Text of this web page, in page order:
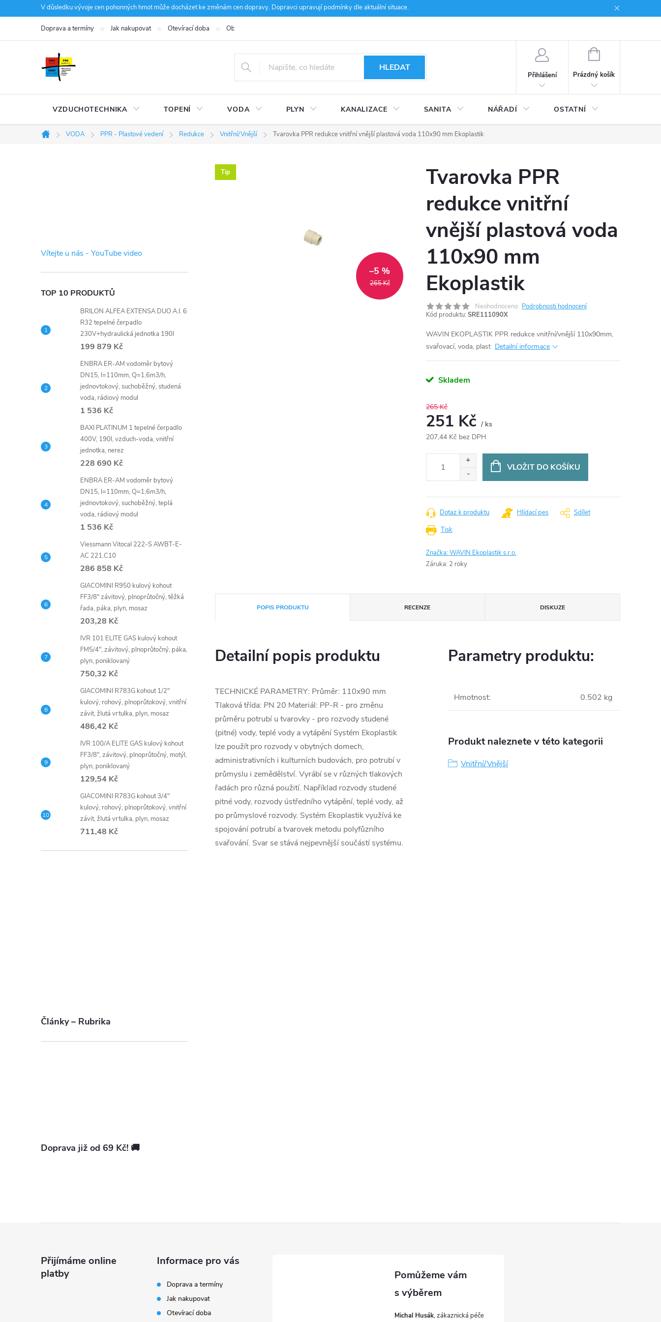
na
V důsledku vývoje cen pohonných hmot může docházet ke změnám cen dopravy. Dopravci upravují podmínky dle aktuální situace.
Doprava a termíny Jak nakupovat Otevírací doba Obchodní podmínky
HLEDAT
Přihlášení
NÁKUPNÍ
Prázdný košík
VZDUCHOTECHNIKA TOPENÍ VODA PLYN KANALIZACE SANITA NÁŘADÍ OSTATNÍ
Domů
VODA PPR - Plastové vedení Redukce Vnitřní/Vnější Tvarovka PPR redukce vnitřní vnější plastová voda 110x90 mm Ekoplastik
t
r
a
n
p
n
l
Vítejte u nás - YouTube video
TOP 10 PRODUKTŮ
BRILON ALFEA EXTENSA DUO A.I. 6
R32 tepelné čerpadlo
230V+hydraulická jednotka 190l
199 879 Kč
ENBRA ER-AM vodoměr bytový
DN15, l=110mm, Q=1,6m3/h,
jednovtokový, suchoběžný, studená
voda, rádiový modul
1 536 Kč
BAXI PLATINUM 1 tepelné čerpadlo
400V, 190l, vzduch-voda, vnitřní
jednotka, nerez
228 690 Kč
ENBRA ER-AM vodoměr bytový
DN15, l=110mm, Q=1,6m3/h,
jednovtokový, suchoběžný, teplá
voda, rádiový modul
1 536 Kč
Viessmann Vitocal 222-S AWBT-E-
AC 221.C10
286 858 Kč
GIACOMINI R950 kulový kohout
FF3/8" závitový, plnoprůtočný, těžká
řada, páka, plyn, mosaz
203,28 Kč
IVR 101 ELITE GAS kulový kohout
FM5/4", závitový, plnoprůtočný, páka,
plyn, poniklovaný
750,32 Kč
GIACOMINI R783G kohout 1/2"
kulový, rohový, plnoprůtokový, vnitřní
závit, žlutá vrtulka, plyn, mosaz
486,42 Kč
IVR 100/A ELITE GAS kulový kohout
FF3/8", závitový, plnoprůtočný, motýl,
plyn, poniklovaný
129,54 Kč
GIACOMINI R783G kohout 3/4"
kulový, rohový, plnoprůtokový, vnitřní
závit, žlutá vrtulka, plyn, mosaz
711,48 Kč
Články – Rubrika
Doprava již od 69 Kč! 🚚
Tip
265 Kč
–5 %
Tvarovka PPR
redukce vnitřní
vnější plastová voda
110x90 mm
Ekoplastik
Neohodnoceno Podrobnosti hodnocení
Kód produktu: SRE111090X
WAVIN EKOPLASTIK PPR redukce vnitřní/vnější 110x90mm,
svařovací, voda, plast Detailní informace
Skladem
265 Kč
251 Kč / ks
207,44 Kč bez DPH
VLOŽIT DO KOŠÍKU
Tisk
Dotaz k produktu Hlídací pes Sdílet
Značka:WAVIN Ekoplastik s.r.o.
Záruka: 2 roky
POPIS PRODUKTU RECENZE DISKUZE
Detailní popis produktu
TECHNICKÉ PARAMETRY: Průměr: 110x90 mm
Tlaková třída: PN 20 Materiál: PP-R - pro změnu
průměru potrubí u tvarovky - pro rozvody studené
(pitné) vody, teplé vody a vytápění Systém Ekoplastik
lze použít pro rozvody v obytných domech,
administrativních i kulturních budovách, pro potrubí v
průmyslu i zemědělství. Vyrábí se v různých tlakových
řadách pro různá použití. Například rozvody studené
pitné vody, rozvody ústředního vytápění, teplé vody, až
po průmyslové rozvody. Systém Ekoplastik využívá ke
spojování potrubí a tvarovek metodu polyfůzního
svařování. Svar se stává nejpevnější součástí systému.
Parametry produktu:
Hmotnost: 0.502 kg
Produkt naleznete v této kategorii
Vnitřní/Vnější
Přijímáme online
platby
Informace pro vás
Doprava a termíny
Jak nakupovat
Otevírací doba
Michal Husák